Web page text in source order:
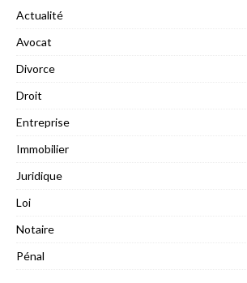
Actualité
Avocat
Divorce
Droit
Entreprise
Immobilier
Juridique
Loi
Notaire
Pénal